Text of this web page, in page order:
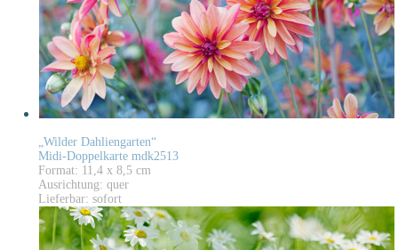
„Wilder Dahliengarten“
Midi-Doppelkarte mdk2513
Format: 11,4 x 8,5 cm
Ausrichtung: quer
Lieferbar: sofort